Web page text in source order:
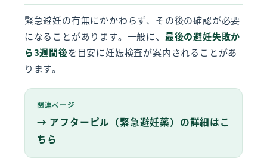
緊急避妊の有無にかかわらず、その後の確認が必要
になることがあります。一般に、 最後の避妊失敗か
ら3週間後を目安に妊娠検査が案内されることがあ
ります。
関連ページ
→ アフターピル（緊急避妊薬）の詳細はこ
ちら